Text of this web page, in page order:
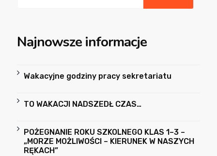
Najnowsze informacje
Wakacyjne godziny pracy sekretariatu
TO WAKACJI NADSZEDŁ CZAS…
POŻEGNANIE ROKU SZKOLNEGO KLAS 1–3 –
„MORZE MOŻLIWOŚCI – KIERUNEK W NASZYCH
RĘKACH”